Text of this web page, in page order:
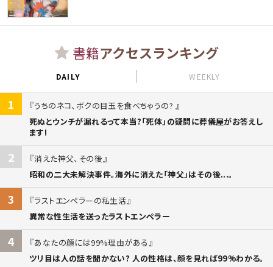
書籍アクセスランキング
DAILY WEEKLY
1
うちのネコ、ボクの目玉を食べちゃうの?
死ぬとウンチが漏れるって本当?「死体」の疑問に葬儀屋がお答えし
ます!
2
消えた神父、その後
昭和の二大未解決事件。海外に消えた「神父」はその後...。
3
ラストエンペラーの私生活
異常な性生活を送ったラストエンペラー
4
あなたの顔には99%理由がある
ツリ目は人の話を聞かない? 人の性格は、顔を見れば99%わかる。